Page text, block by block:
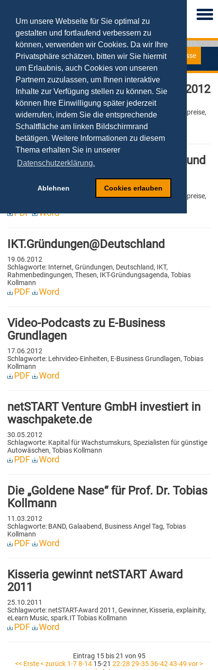
Um unsere Webseite für Sie optimal zu
gestalten und fortlaufend verbessern zu
können, verwenden wir Cookies. Da wir Ihre
Privatsphäre schätzen, bitten wir Sie hiermit
um Erlaubnis, auch Cookies von unseren
Partnern zuzulassen, um Ihnen interaktive
Inhalte zur Verfügung stellen zu können. Sie
können Ihre Einwilligung später jederzeit
widerrufen, indem Sie die entsprechende
Schaltfläche am linken Bildschirmrand
betätigen. Weitere Informationen zu diesem
Thema erhalten Sie in unserer
Datenschutzerklärung.
Ablehnen Cookies erlauben
Presse
Pressemitteilungen
Countdown zum netSTART-Award 2012
03.10.2012
Schlagworte: bundesweit, Ideenwettbewerb, Geld- und Sachpreise,
Tobias Kollmann
PDF Word
Der netSTART-Award 2012 wächst und
11.09.2012
Schlagworte: bundesweit, Ideenwettbewerb, Geld- und Sachpreise,
PDF Word
IKT.Gründungen@Deutschland
19.06.2012
Schlagworte: Internet, Gründungen, Deutschland, IKT,
Rahmenbedingungen, Thesen, IKT-Gründungsagenda, Tobias
Kollmann
PDF Word
Video-Podcasts zu E-Business
Grundlagen
17.06.2012
Schlagworte: Lehrvideo-Einheiten, E-Business Grundlagen, Tobias
Kollmann
PDF Word
netSTART Venture GmbH investiert in
waschpakete.de
30.05.2012
Schlagworte: Kapital für Wachstumskurs, Spezialisten für günstige
Autowäschen, Tobias Kollmann
PDF Word
Die „Goldene Nase“ für Prof. Dr. Tobias
Kollmann
11.03.2012
Schlagworte: BAND, Galaabend, Business Angel Tag, Tobias
Kollmann
PDF Word
Kisseria gewinnt netSTART Award
2011
25.10.2011
Schlagworte: netSTART-Award 2011, Gewinner, Kisseria, explainity,
eLearn Music, spark.IT Tobias Kollmann
PDF Word
Eintrag 15 bis 21 von 95
<< Erste< zurück 1-78-14 15-21 22-28 29-3536-42 43-49 vor >